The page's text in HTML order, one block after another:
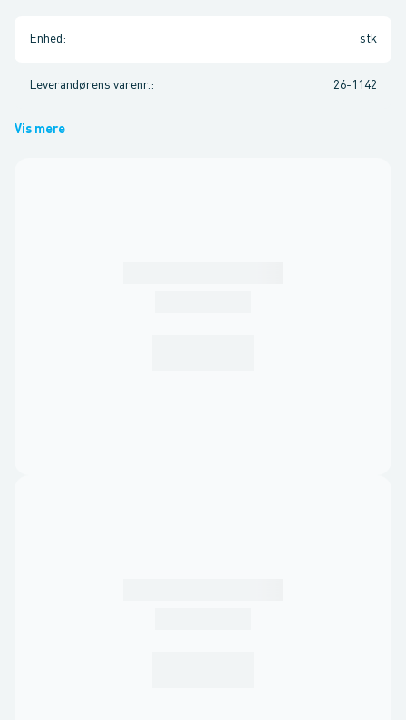
Enhed : stk
Leverandørens varenr. : 26-1142
Vis mere